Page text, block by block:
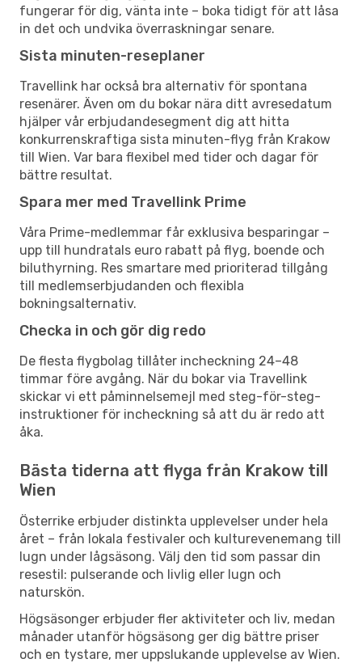
fungerar för dig, vänta inte – boka tidigt för att låsa
in det och undvika överraskningar senare.
Sista minuten-reseplaner
Travellink har också bra alternativ för spontana
resenärer. Även om du bokar nära ditt avresedatum
hjälper vår erbjudandesegment dig att hitta
konkurrenskraftiga sista minuten-flyg från Krakow
till Wien. Var bara flexibel med tider och dagar för
bättre resultat.
Spara mer med Travellink Prime
Våra Prime-medlemmar får exklusiva besparingar –
upp till hundratals euro rabatt på flyg, boende och
biluthyrning. Res smartare med prioriterad tillgång
till medlemserbjudanden och flexibla
bokningsalternativ.
Checka in och gör dig redo
De flesta flygbolag tillåter incheckning 24–48
timmar före avgång. När du bokar via Travellink
skickar vi ett påminnelsemejl med steg-för-steg-
instruktioner för incheckning så att du är redo att
åka.
Bästa tiderna att flyga från Krakow till
Wien
Österrike erbjuder distinkta upplevelser under hela
året – från lokala festivaler och kulturevenemang till
lugn under lågsäsong. Välj den tid som passar din
resestil: pulserande och livlig eller lugn och
naturskön.
Högsäsonger erbjuder fler aktiviteter och liv, medan
månader utanför högsäsong ger dig bättre priser
och en tystare, mer uppslukande upplevelse av Wien.